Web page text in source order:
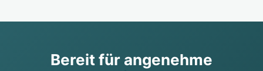
Bereit für angenehme